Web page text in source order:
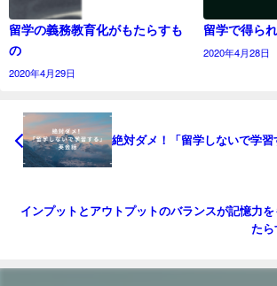
留学の義務教育化がもたらすも
の
2020年4月29日
留学で得ら
2020年4月28日
絶対ダメ！「留学しないで学
インプットとアウトプットのバランスが記憶力を
た